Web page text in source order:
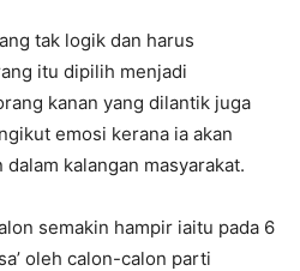
tak logik dan harus
itu dipilih menjadi
kanan yang dilantik juga
emosi kerana ia akan
kalangan masyarakat.
semakin hampir iaitu pada 6
oleh calon-calon parti